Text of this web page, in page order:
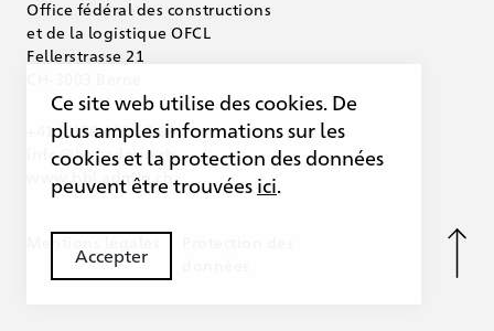
Office fédéral des constructions
et de la logistique OFCL
Fellerstrasse 21
+41 (0)58 465 50 00
info@bbl.admin.ch
www.bbl.admin.ch
Ce site web utilise des cookies. De
plus amples informations sur les
cookies et la protection des données
peuvent être trouvées ici.
Accepter